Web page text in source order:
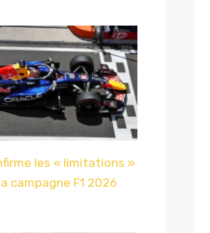
les « limitations »
campagne F1 2026